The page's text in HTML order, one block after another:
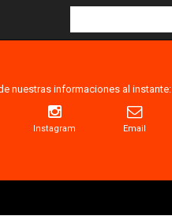
nuestras informaciones al instante:
Instagram Email